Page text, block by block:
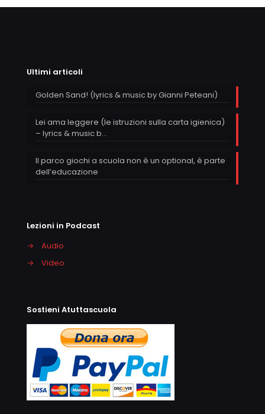
Ultimi articoli
Golden Sand! (lyrics & music by Gianni Peteani)
Lei ama leggere (le istruzioni sulla carta igienica)
– lyrics & music b…
Il parco giochi a scuola non è un optional, è parte
dell’educazione
Lezioni in Podcast
→
Audio
→
Video
Sostieni Atuttascuola